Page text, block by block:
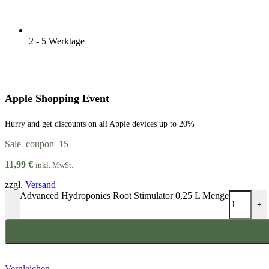
2 - 5 Werktage
Apple Shopping Event
Hurry and get discounts on all Apple devices up to 20%
Sale_coupon_15
11,99 € inkl. MwSt.
zzgl. Versand
-
Advanced Hydroponics Root Stimulator 0,25 L Menge
+